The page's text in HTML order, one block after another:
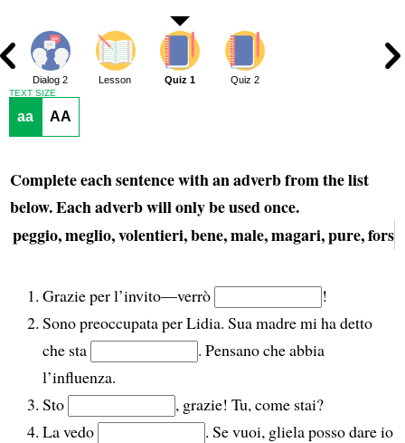
Dialog 2 Lesson Quiz 1 Quiz 2
TEXT SIZE
aa AA
Complete each sentence with an adverb from the list
below. Each adverb will only be used once.
peggio, meglio, volentieri, bene, male, magari, pure,
Grazie per l’invito—verrò
!
Sono preoccupata per Lidia. Sua madre mi ha detto
che sta
. Pensano che abbia
l’influenza.
Sto
, grazie! Tu, come stai?
La vedo
. Se vuoi, gliela posso dare io